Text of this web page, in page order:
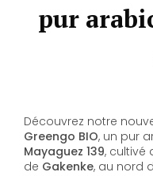
pur
Découvrez notre
Greengo BIO, un pur
Mayaguez 139, cultivé
de Gakenke, au nord